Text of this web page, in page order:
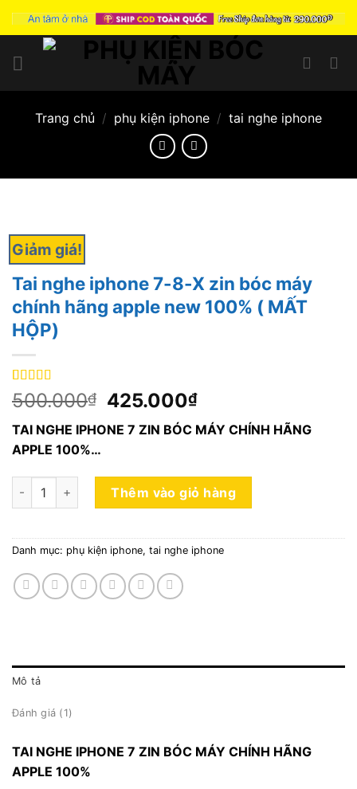
Skip
content
Trang chủ / phụ kiện iphone / tai nghe iphone
Giảm giá!
Tai nghe iphone 7-8-X zin bóc máy
chính hãng apple new 100% ( MẤT
HỘP)
5.00 trên 5
dựa trên
1
500.000₫ 425.000₫
TAI NGHE IPHONE 7 ZIN BÓC MÁY CHÍNH HÃNG
APPLE 100%…
Tai nghe iphone 7-8-X zin bóc máy chính hãng apple new
Thêm vào giỏ hàng
Danh mục: phụ kiện iphone, tai nghe iphone
Mô tả
Đánh giá (1)
TAI NGHE IPHONE 7 ZIN BÓC MÁY CHÍNH HÃNG
APPLE 100%